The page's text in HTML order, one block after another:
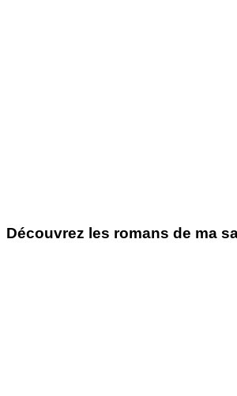
Découvrez les romans de ma